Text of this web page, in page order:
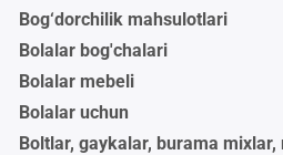
Bog‘dorchilik mahsulotlari
Bolalar bog'chalari
Bolalar mebeli
Bolalar uchun
Boltlar, gaykalar, burama